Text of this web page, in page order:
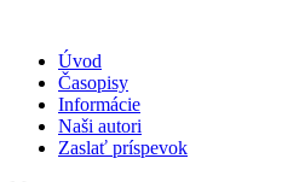
Úvod
Časopisy
Informácie
Naši autori
Zaslať príspevok